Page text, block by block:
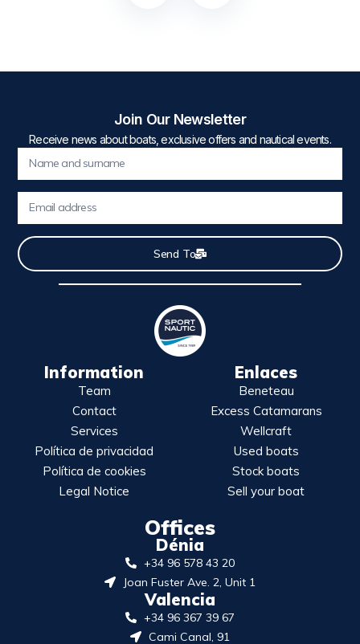
Join Our Newsletter
Receive news about boats, exclusive offers and nautical events.
Send To
Information
Team
Contact
Services
Política de privacidad
Política de cookies
Legal Notice
Enlaces
Beneteau
Excess Catamarans
Wellcraft
Used boats
Stock boats
Sell your boat
Offices
Dénia
+34 96 578 43 20
Joan Fuster Ave. 2, Unit 1
Valencia
+34 96 367 39 67
Cami Canal, 91